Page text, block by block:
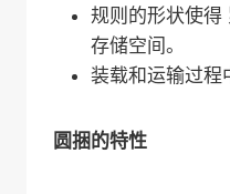
规则的形状使得
存储空间。
装载和运输过程
圆捆的特性